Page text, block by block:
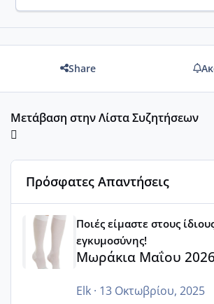
Share
Μετάβαση στην Λίστα Συζητήσεων
Πρόσφατες Απαντήσεις
Μωράκια Μαΐου 2026 🌸🌻🌹
Ποιές είμαστε στους
εγκυμοσύνης!
Μωράκια Μαΐου
Elk· 13 Οκτωβρίου, 2025